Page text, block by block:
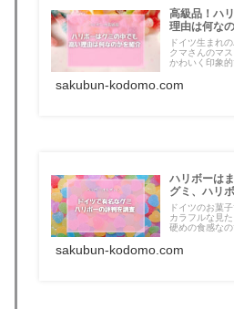
高級品！ハ
理由は何な
ドイツ生まれ
クマさんのマ
かわいく印象
sakubun-kodomo.com
ハリボーは
グミ、ハリ
ドイツのお菓
カラフルな見
硬めの食感な
sakubun-kodomo.com